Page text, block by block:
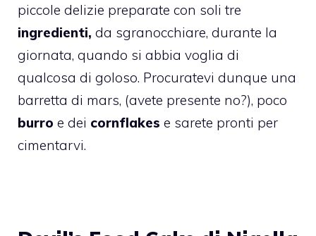
piccole delizie preparate con soli tre
ingredienti, da sgranocchiare, durante la
giornata, quando si abbia voglia di
qualcosa di goloso. Procuratevi dunque una
barretta di mars, (avete presente no?), poco
burro e dei cornflakes e sarete pronti per
cimentarvi.